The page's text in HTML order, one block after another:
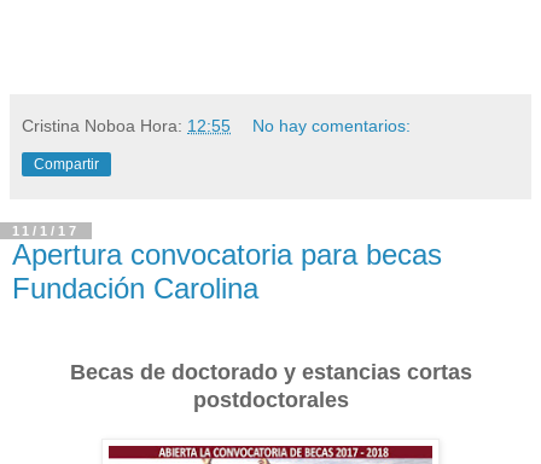
Cristina Noboa Hora: 12:55 No hay comentarios:
Compartir
11/1/17
Apertura convocatoria para becas
Fundación Carolina
Becas de doctorado y estancias cortas
postdoctorales